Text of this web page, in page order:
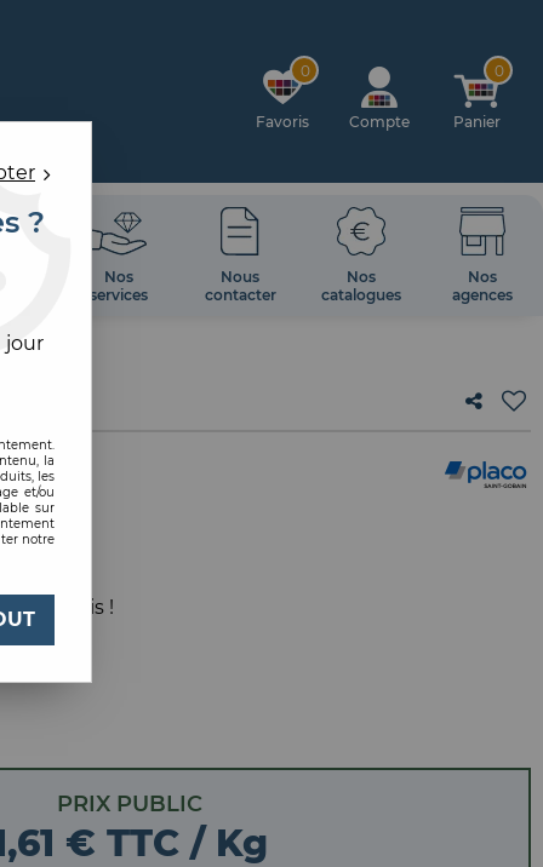
0
Favoris Compte
0
Panier
Nos
services
Nous
contacter
Nos
catalogues
Nos
agences
votre avis !
PRIX PUBLIC
€ TTC / Kg
?
jour
la
les
et/ou
sur
notre